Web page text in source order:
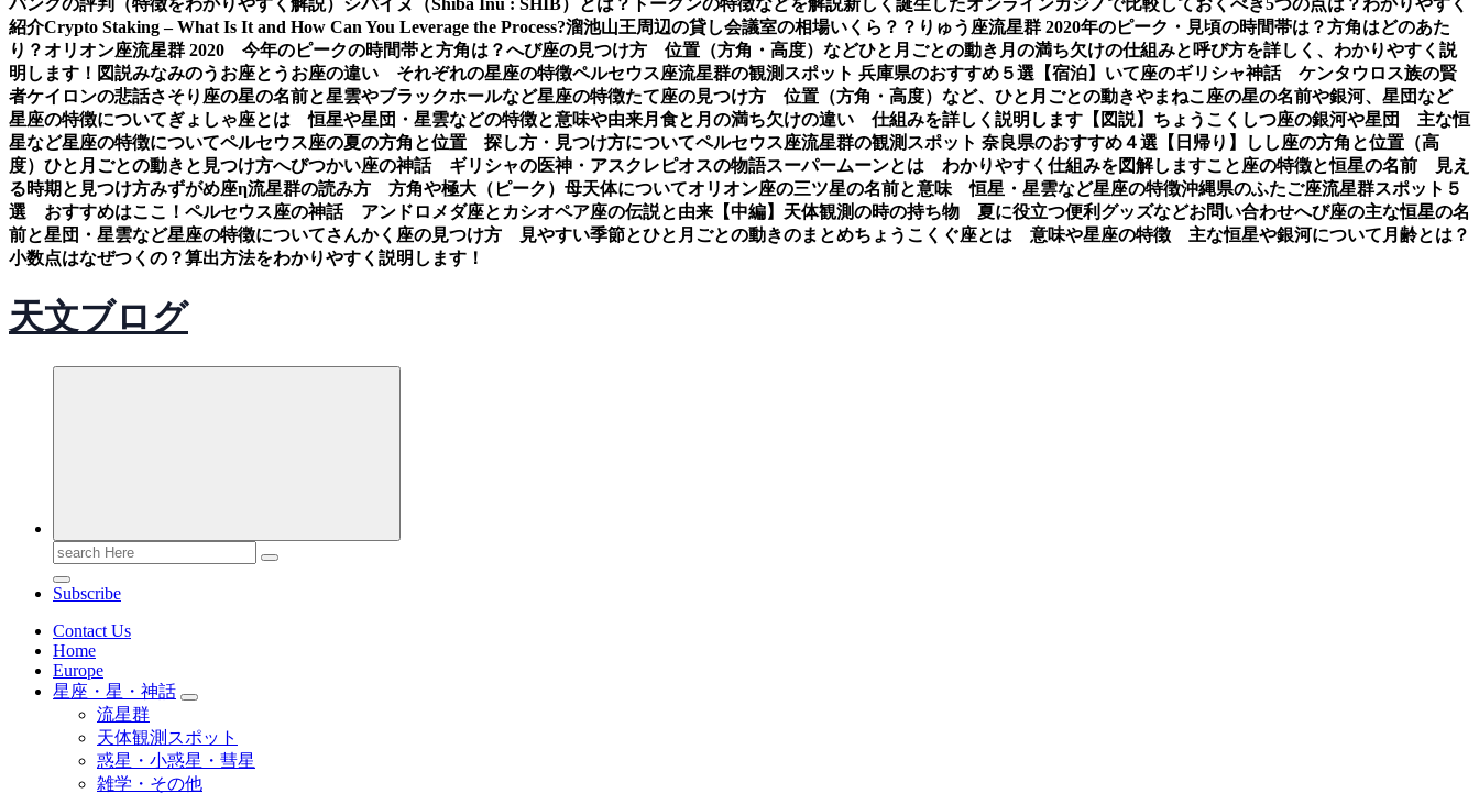
バンクの評判（特徴をわかりやすく解説） シバイヌ（Shiba Inu : SHIB）とは？トークンの特徴などを解説新しく誕生したオンラインカジノで比較しておくべき5つの点は？わかりやすく
紹介Crypto Staking – What Is It and How Can You Leverage the Process?溜池山王周辺の貸し会議室の相場いくら？？ りゅう座流星群 2020年のピーク・見頃の時間帯は？方角はどのあた
り？オリオン座流星群 2020 今年のピークの時間帯と方角は？へび座の見つけ方 位置（方角・高度）などひと月ごとの動き 月の満ち欠けの仕組みと呼び方を詳しく、わかりやすく説
明します！図説みなみのうお座とうお座の違い それぞれの星座の特徴ペルセウス座流星群の観測スポット 兵庫県のおすすめ５選【宿泊】 いて座のギリシャ神話 ケンタウロス族の賢
者ケイロンの悲話さそり座の星の名前と星雲やブラックホールなど星座の特徴たて座の見つけ方 位置（方角・高度）など、ひと月ごとの動きやまねこ座の星の名前や銀河、星団など
星座の特徴についてぎょしゃ座とは 恒星や星団・星雲などの特徴と意味や由来月食と月の満ち欠けの違い 仕組みを詳しく説明します【図説】 ちょうこくしつ座の銀河や星団 主な恒
星など星座の特徴についてペルセウス座の夏の方角と位置 探し方・見つけ方についてペルセウス座流星群の観測スポット 奈良県のおすすめ４選【日帰り】
しし座の方角と位置（高
度）ひと月ごとの動きと見つけ方へびつかい座の神話 ギリシャの医神・アスクレピオスの物語スーパームーンとは わかりやすく仕組みを図解しますこと座の特徴と恒星の名前 見え
る時期と見つけ方みずがめ座η流星群の読み方 方角や極大（ピーク）母天体についてオリオン座の三ツ星の名前と意味 恒星・星雲など星座の特徴沖縄県のふたご座流星群スポット５
選 おすすめはここ！ ペルセウス座の神話 アンドロメダ座とカシオペア座の伝説と由来【中編】 天体観測の時の持ち物 夏に役立つ便利グッズなどお問い合わせへび座の主な恒星の名
前と星団・星雲など星座の特徴についてさんかく座の見つけ方 見やすい季節とひと月ごとの動きのまとめちょうこくぐ座とは 意味や星座の特徴 主な恒星や銀河について 月齢とは？
小数点はなぜつくの？算出方法をわかりやすく説明します！
天文ブログ
Search
for:
Subscribe
Contact Us
Home
Europe
星座・星・神話
流星群
天体観測スポット
惑星・小惑星・彗星
雑学・その他